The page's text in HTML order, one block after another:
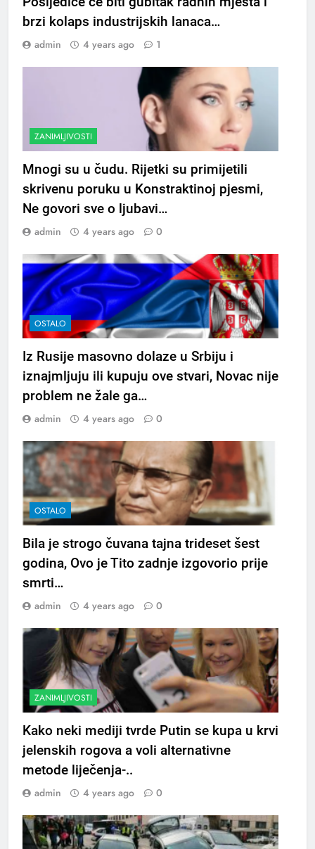
brzi kolaps industrijskih lanaca…
admin 4 years ago 1
ZANIMLJIVOSTI
Mnogi su u čudu. Rijetki su primijetili
skrivenu poruku u Konstraktinoj pjesmi,
Ne govori sve o ljubavi…
admin 4 years ago 0
OSTALO
Iz Rusije masovno dolaze u Srbiju i
iznajmljuju ili kupuju ove stvari, Novac nije
problem ne žale ga…
admin 4 years ago 0
OSTALO
Bila je strogo čuvana tajna trideset šest
godina, Ovo je Tito zadnje izgovorio prije
smrti…
admin 4 years ago 0
ZANIMLJIVOSTI
Kako neki mediji tvrde Putin se kupa u krvi
jelenskih rogova a voli alternativne
metode liječenja-..
admin 4 years ago 0